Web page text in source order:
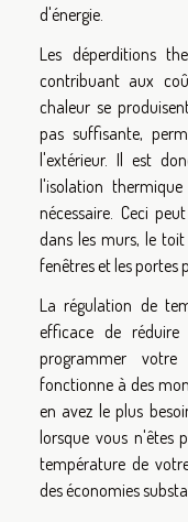
d'énergie.
Les déperditions
contribuant aux
chaleur se
pas suffisante,
l'extérieur. Il est
l'isolation
nécessaire. Ceci
dans les murs, le
fenêtres et les portes
La régulation de
efficace de
programmer
fonctionne à des
en avez le plus
lorsque vous n'êtes
température de
des économies